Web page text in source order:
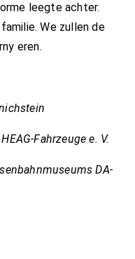
leegte achter.
We zullen de
eren.
Fahrzeuge e. V.
DA-